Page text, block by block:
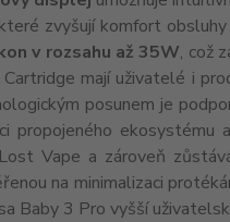
zvyšují komfort
v rozsahu až 35W, což
mají uživatelé i
posunem je
propojeného
Vape a zároveň
na minimalizaci
Baby 3 Pro vyšší